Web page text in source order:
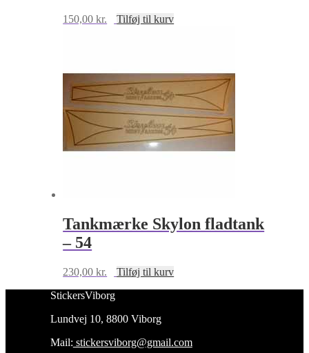
150,00kr. Tilføj til kurv
Tankmærke Skylon fladtank
– 54
230,00kr.
Tilføj til kurv
StickersViborg
Lundvej 10, 8800 Viborg
Mail: stickersviborg@gmail.com